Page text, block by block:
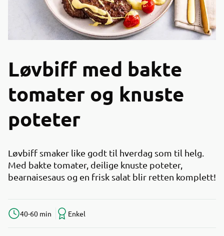
Løvbiff med bakte
tomater og knuste
poteter
Løvbiff smaker like godt til hverdag som til helg.
Med bakte tomater, deilige knuste poteter,
bearnaisesaus og en frisk salat blir retten komplett!
40-60 min Enkel